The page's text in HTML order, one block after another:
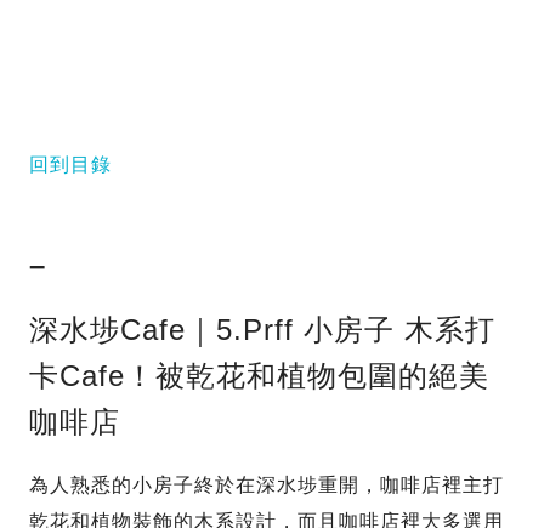
回到目錄
–
深水埗Cafe｜5.Prff 小房子 木系打
卡Cafe！被乾花和植物包圍的絕美
咖啡店
為人熟悉的小房子終於在深水埗重開，咖啡店裡主打
乾花和植物裝飾的木系設計，而且咖啡店裡大多選用